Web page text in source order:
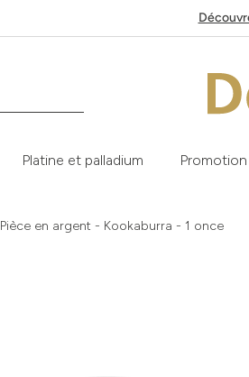
Platine et palladium Promotion
Pièce en argent - Kookaburra - 1 once